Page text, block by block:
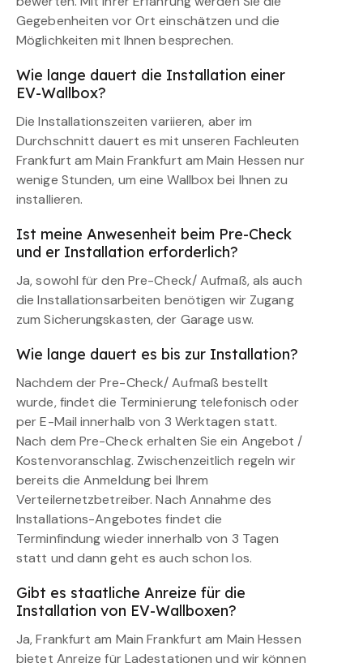
Gegebenheiten vor Ort einschätzen und die
Möglichkeiten mit Ihnen besprechen.
Wie lange dauert die Installation einer
EV-Wallbox?
Die Installationszeiten variieren, aber im
Durchschnitt dauert es mit unseren Fachleuten
Frankfurt am Main Frankfurt am Main Hessen nur
wenige Stunden, um eine Wallbox bei Ihnen zu
installieren.
Ist meine Anwesenheit beim Pre-Check
und er Installation erforderlich?
Ja, sowohl für den Pre-Check/ Aufmaß, als auch
die Installationsarbeiten benötigen wir Zugang
zum Sicherungskasten, der Garage usw.
Wie lange dauert es bis zur Installation?
Nachdem der Pre-Check/ Aufmaß bestellt
wurde, findet die Terminierung telefonisch oder
per E-Mail innerhalb von 3 Werktagen statt.
Nach dem Pre-Check erhalten Sie ein Angebot /
Kostenvoranschlag. Zwischenzeitlich regeln wir
bereits die Anmeldung bei Ihrem
Verteilernetzbetreiber. Nach Annahme des
Installations-Angebotes findet die
Terminfindung wieder innerhalb von 3 Tagen
statt und dann geht es auch schon los.
Gibt es staatliche Anreize für die
Installation von EV-Wallboxen?
Ja, Frankfurt am Main Frankfurt am Main Hessen
bietet Anreize für Ladestationen und wir können